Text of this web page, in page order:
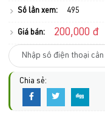
Số lần xem: 495
Giá bán: 200,000 đ
Chia sẻ: